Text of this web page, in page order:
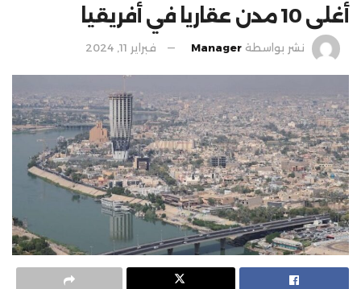
أغلى 10 مدن عقاريا في أفريقيا
نشر بواسطة Manager فبراير 11, 2024